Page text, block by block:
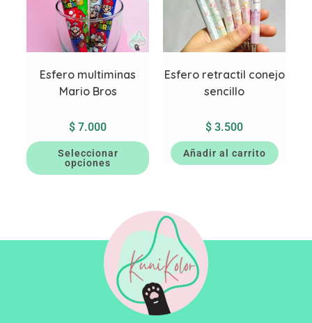
Esfero multiminas
Mario Bros
$ 7.000
Seleccionar
opciones
Esfero retractil conejo
sencillo
$ 3.500
Añadir al carrito